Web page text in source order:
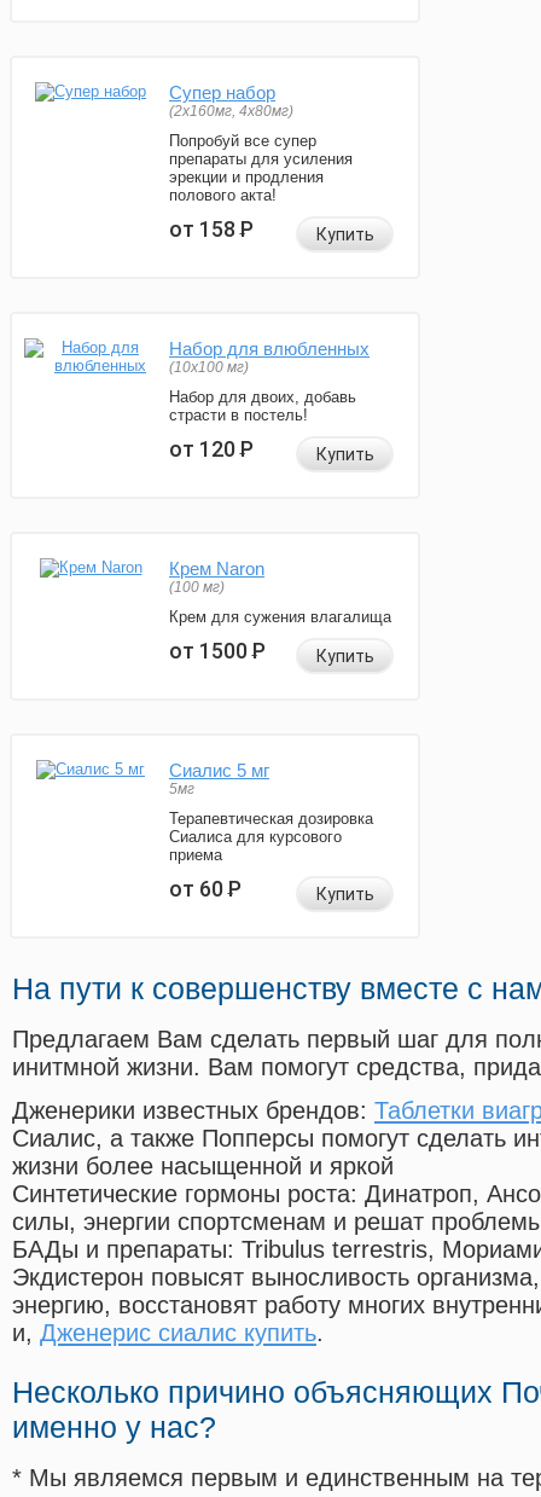
Супер набор
(2х160мг, 4х80мг)
Попробуй все супер
препараты для усиления
эрекции и продления
полового акта!
от 158Р Купить
Набор для влюбленных
(10х100 мг)
Набор для двоих, добавь
страсти в постель!
от 120Р Купить
Крем Naron
(100 мг)
Крем для сужения влагалища
от 1500Р Купить
Сиалис 5 мг
5мг
Терапевтическая дозировка
Сиалиса для курсового
приема
от 60Р Купить
На пути к совершенству вместе с
Предлагаем Вам сделать первый шаг для
инитмной жизни. Вам помогут средства,
Дженерики известных брендов: Таблетки
Сиалис, а также Попперсы помогут сделать
жизни более насыщенной и яркой
Синтетические гормоны роста: Динатроп,
силы, энергии спортсменам и решат
БАДы и препараты: Tribulus terrestris,
Экдистерон повысят выносливость
энергию, восстановят работу многих
и, Дженерис сиалис купить.
Несколько причино объясняющих
именно у нас?
* Мы являемся первым и единственным на